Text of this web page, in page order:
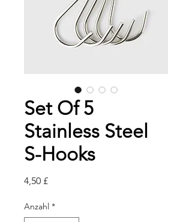
Set Of 5
Stainless Steel
S-Hooks
4,50 £Preis
Anzahl *